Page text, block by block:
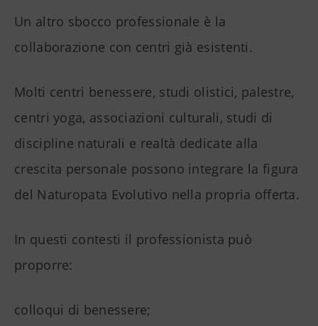
Un altro sbocco professionale è la
collaborazione con centri già esistenti.
Molti centri benessere, studi olistici, palestre,
centri yoga, associazioni culturali, studi di
discipline naturali e realtà dedicate alla
crescita personale possono integrare la figura
del Naturopata Evolutivo nella propria offerta.
In questi contesti il professionista può
proporre:
colloqui di benessere;